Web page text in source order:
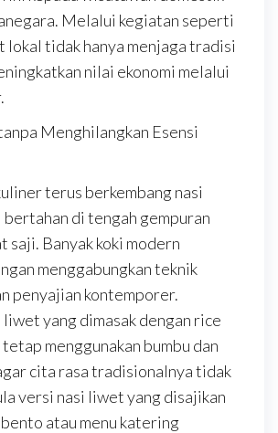
Melalui kegiatan seperti
lokal tidak hanya menjaga tradisi
nilai ekonomi melalui
Menghilangkan Esensi
terus berkembang nasi
di tengah gempuran
saji. Banyak koki modern
menggabungkan teknik
penyajian kontemporer.
yang dimasak dengan rice
menggunakan bumbu dan
cita rasa tradisionalnya tidak
versi nasi liwet yang disajikan
atau menu katering